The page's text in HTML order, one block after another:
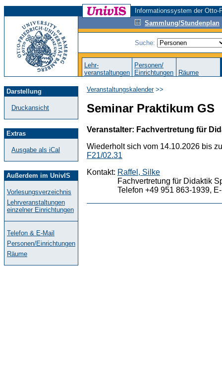
Informationssystem der
Sammlung/Stundenplan
Suche:
Lehr-
veranstaltungen
Personen/
Einrichtungen
Räume
Darstellung
Druckansicht
Extras
Ausgabe als iCal
Außerdem im UnivIS
Vorlesungsverzeichnis
Lehrveranstaltungen
einzelner Einrichtungen
Telefon & E-Mail
Personen/Einrichtungen
Räume
Veranstaltungskalender>>
Seminar Praktikum GS
Veranstalter: Fachvertretung für
Wiederholt sich vom 14.10.2026 bis
F21/02.31
Kontakt: Raffel, Silke
Fachvertretung für Didaktik
Telefon +49 951 863-1939,